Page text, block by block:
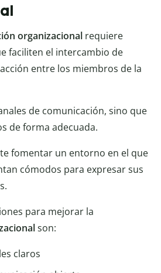
organizacional requiere
faciliten el intercambio de
entre los miembros de la
de comunicación, sino que
de forma adecuada.
fomentar un entorno en el que
cómodos para expresar sus
para mejorar la
son:
claros